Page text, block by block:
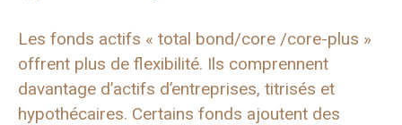
Les fonds actifs « total bond/core /core-plus »
offrent plus de flexibilité. Ils comprennent
davantage d’actifs d’entreprises, titrisés et
hypothécaires. Certains fonds ajoutent des